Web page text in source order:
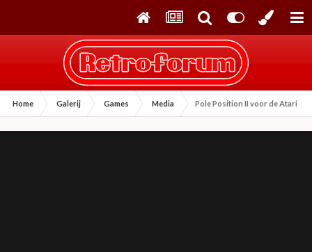
Home Galerij Games Media Pole Position II voor de Atari